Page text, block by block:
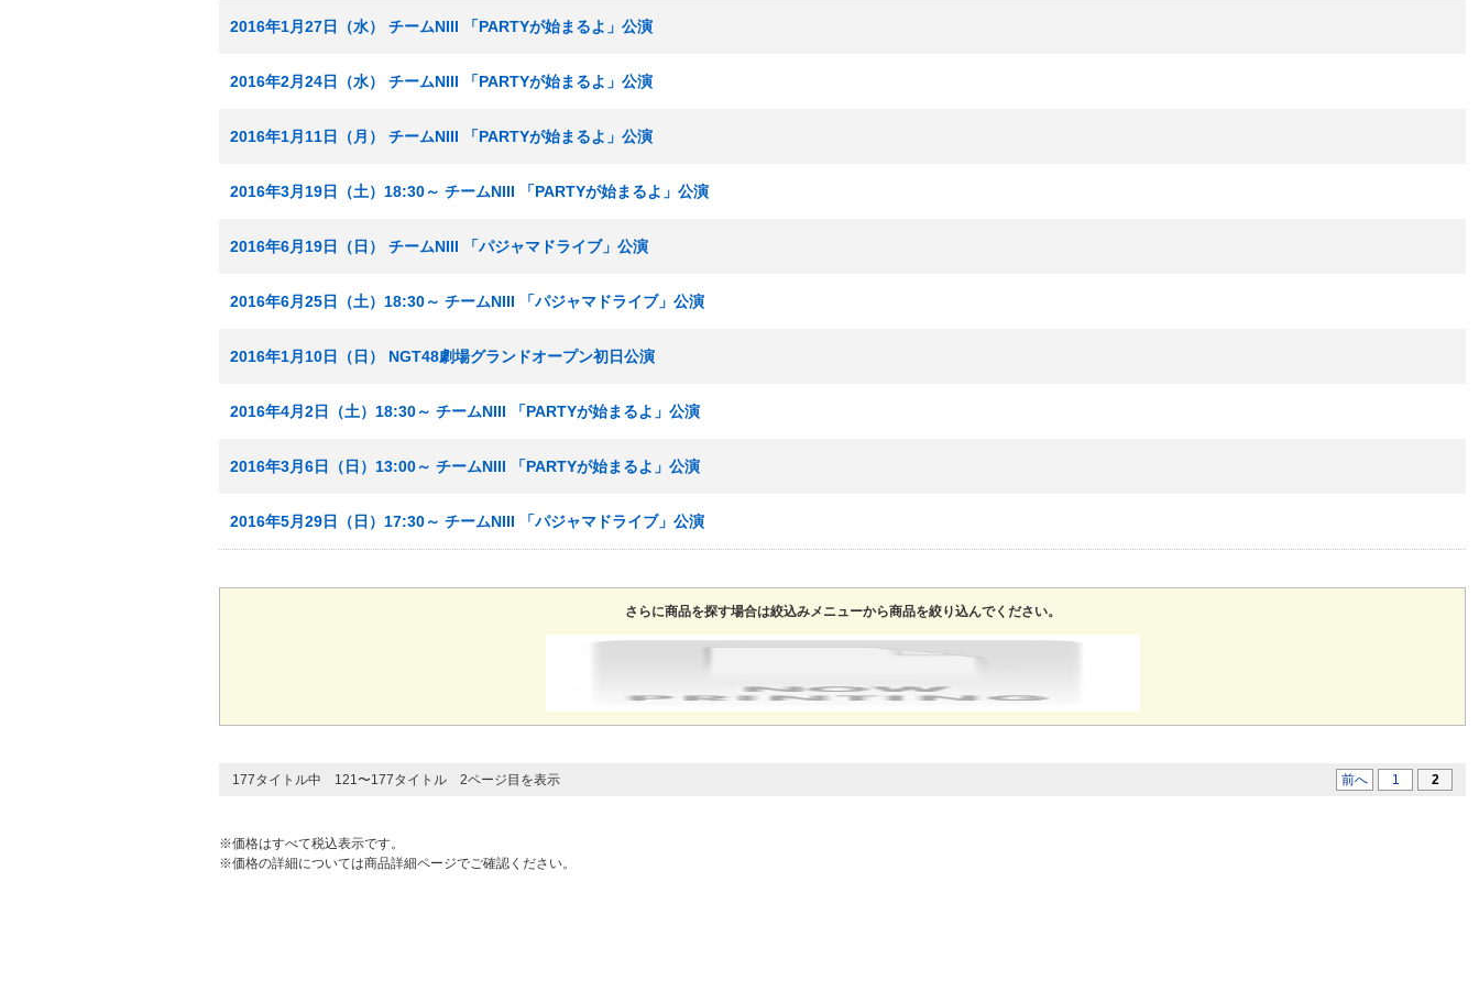
2016年1月27日（水） チームNIII 「PARTYが始まるよ」公演
2016年2月24日（水） チームNIII 「PARTYが始まるよ」公演
2016年1月11日（月） チームNIII 「PARTYが始まるよ」公演
2016年3月19日（土）18:30～ チームNIII 「PARTYが始まるよ」公演
2016年6月19日（日） チームNIII 「パジャマドライブ」公演
2016年6月25日（土）18:30～ チームNIII 「パジャマドライブ」公演
2016年1月10日（日） NGT48劇場グランドオープン初日公演
2016年4月2日（土）18:30～ チームNIII 「PARTYが始まるよ」公演
2016年3月6日（日）13:00～ チームNIII 「PARTYが始まるよ」公演
2016年5月29日（日）17:30～ チームNIII 「パジャマドライブ」公演
さらに商品を探す場合は絞込みメニューから商品を絞り込んでください。
177タイトル中 121〜177タイトル 2ページ目を表示 前へ 1 2
※価格はすべて税込表示です。
※価格の詳細については商品詳細ページでご確認ください。